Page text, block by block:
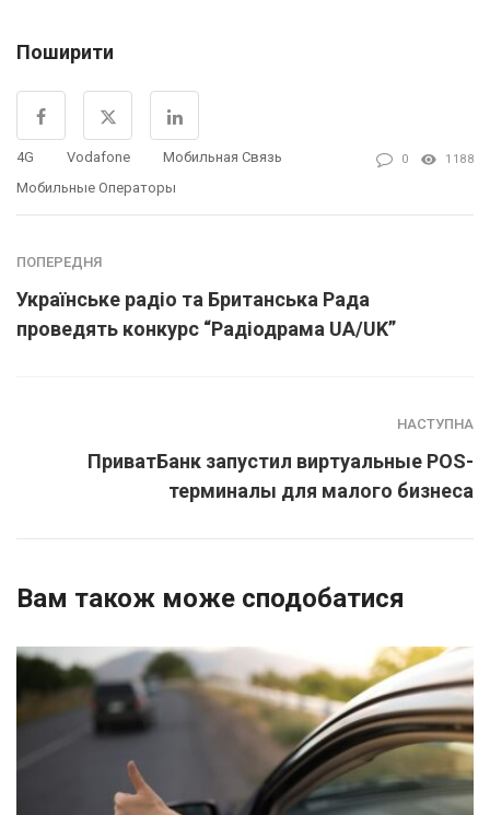
Поширити
4G Vodafone
Мобильная Связь
Мобильные Операторы
0 1188
ПОПЕРЕДНЯ
Українське радіо та Британська Рада
проведять конкурс “Радіодрама UA/UK”
НАСТУПНА
ПриватБанк запустил виртуальные POS-
терминалы для малого бизнеса
Вам також може сподобатися